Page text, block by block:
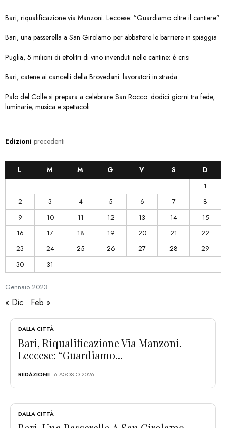
Bari, riqualificazione via Manzoni. Leccese: “Guardiamo oltre il cantiere”
Bari, una passerella a San Girolamo per abbattere le barriere in spiaggia
Puglia, 5 milioni di ettolitri di vino invenduti nelle cantine: è crisi
Bari, catene ai cancelli della Brovedani: lavoratori in strada
Palo del Colle si prepara a celebrare San Rocco: dodici giorni tra fede,
luminarie, musica e spettacoli
Edizioni precedenti
Gennaio 2023
L M M G V S
D
1
2
3 4 5 6 7
8
9
10 11 12 13 14
15
16
17 18 19 20 21
22
23
24 25 26 27 28
29
30
31
« Dic Feb »
DALLA CITTÀ
Bari, Riqualificazione Via Manzoni.
Leccese: “Guardiamo...
REDAZIONE- 6 AGOSTO 2026
DALLA CITTÀ